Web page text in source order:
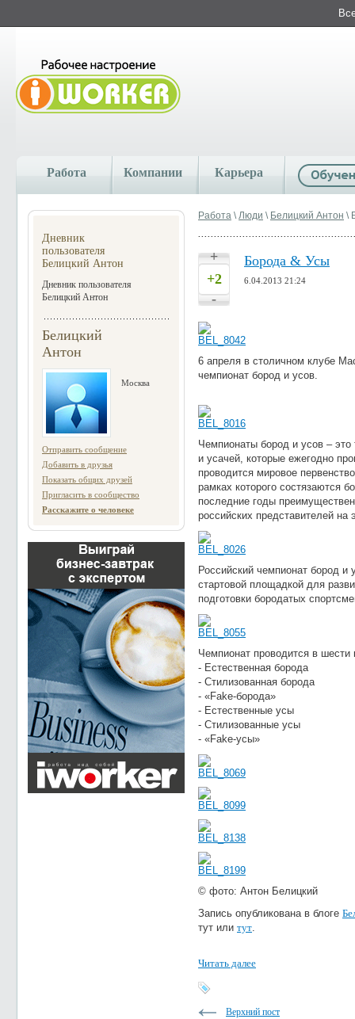
Работа Компании Карьера
Дневник
пользователя
Белицкий Антон
Дневник пользователя
Белицкий Антон
Белицкий
Антон
Москва
Отправить сообщение
Добавить в друзья
Показать общих друзей
Пригласить в сообщество
Расскажите о человеке
Работа \Люди \ Белицкий Антон \
+
+2
-
Борода & Усы
6.04.2013 21:24
6 апреля в столичном клубе
чемпионат бород и усов.
Чемпионаты бород и усов – это
и усачей, которые ежегодно
проводится мировое
рамках которого состязаются
последние годы
российских представителей
Российский чемпионат бород
стартовой площадкой для
подготовки бородатых
Чемпионат проводится в шести
- Естественная борода
- Стилизованная борода
- «Fake-борода»
- Естественные усы
- Стилизованные усы
- «Fake-усы»
© фото: Антон Белицкий
Запись опубликована в блоге
тут или тут.
Читать далее
Верхний пост